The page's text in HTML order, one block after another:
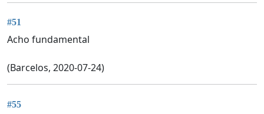
#51
Acho fundamental
(Barcelos, 2020-07-24)
#55